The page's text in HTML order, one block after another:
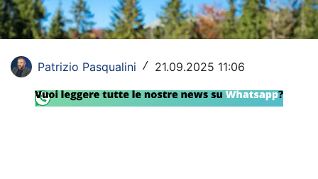
Altri Sport
Formula 1
Tennis
Vela
Patrizio Pasqualini / 21.09.2025 11:06